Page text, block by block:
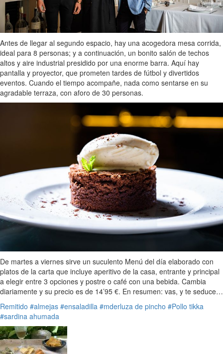
Antes de llegar al segundo espacio, hay una acogedora mesa corrida,
ideal para 8 personas; y a continuación, un bonito salón de techos
altos y aire industrial presidido por una enorme barra. Aquí hay
pantalla y proyector, que prometen tardes de fútbol y divertidos
eventos. Cuando el tiempo acompañe, nada como sentarse en su
agradable terraza, con aforo de 30 personas.
De martes a viernes sirve un suculento Menú del día elaborado con
platos de la carta que incluye aperitivo de la casa, entrante y principal
a elegir entre 3 opciones y postre o café con una bebida. Cambia
diariamente y su precio es de 14’95 €. En resumen: vas, y te seduce…
Remitido #almejas #ensaladilla #mderluza de pincho #Pollo tikka
#sardina ahumada